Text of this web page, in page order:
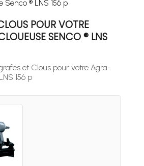
® LNS 156 p
POUR VOTRE
SENCO ® LNS
et Clous pour votre Agra-
156 p